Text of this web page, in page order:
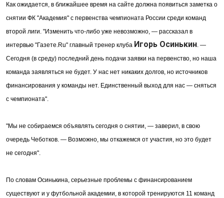
Как ожидается, в ближайшее время на сайте должна появиться заметка о
снятии ФК "Академия" с первенства чемпионата России среди команд
второй лиги. "Изменить что-либо уже невозможно, — рассказал в
интервью "Газете.Ru" главный тренер клуба Игорь Осинькин. —
Сегодня (в среду) последний день подачи заявки на первенство, но наша
команда заявляться не будет. У нас нет никаких долгов, но источников
финансирования у команды нет. Единственный выход для нас — сняться
с чемпионата".
"Мы не собираемся объявлять сегодня о снятии, — заверил, в свою
очередь Чеботков. — Возможно, мы откажемся от участия, но это будет
не сегодня".
По словам Осинькина, серьезные проблемы с финансированием
существуют и у футбольной академии, в которой тренируются 11 команд